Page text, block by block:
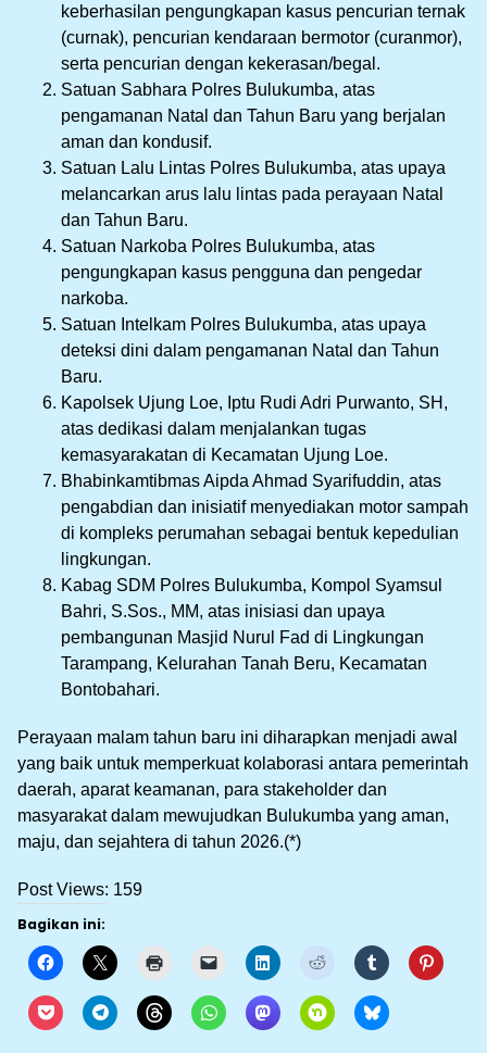
keberhasilan pengungkapan kasus pencurian ternak
(curnak), pencurian kendaraan bermotor (curanmor),
serta pencurian dengan kekerasan/begal.
Satuan Sabhara Polres Bulukumba, atas
pengamanan Natal dan Tahun Baru yang berjalan
aman dan kondusif.
Satuan Lalu Lintas Polres Bulukumba, atas upaya
melancarkan arus lalu lintas pada perayaan Natal
dan Tahun Baru.
Satuan Narkoba Polres Bulukumba, atas
pengungkapan kasus pengguna dan pengedar
narkoba.
Satuan Intelkam Polres Bulukumba, atas upaya
deteksi dini dalam pengamanan Natal dan Tahun
Baru.
Kapolsek Ujung Loe, Iptu Rudi Adri Purwanto, SH,
atas dedikasi dalam menjalankan tugas
kemasyarakatan di Kecamatan Ujung Loe.
Bhabinkamtibmas Aipda Ahmad Syarifuddin, atas
pengabdian dan inisiatif menyediakan motor sampah
di kompleks perumahan sebagai bentuk kepedulian
lingkungan.
Kabag SDM Polres Bulukumba, Kompol Syamsul
Bahri, S.Sos., MM, atas inisiasi dan upaya
pembangunan Masjid Nurul Fad di Lingkungan
Tarampang, Kelurahan Tanah Beru, Kecamatan
Bontobahari.
Perayaan malam tahun baru ini diharapkan menjadi awal
yang baik untuk memperkuat kolaborasi antara pemerintah
daerah, aparat keamanan, para stakeholder dan
masyarakat dalam mewujudkan Bulukumba yang aman,
maju, dan sejahtera di tahun 2026.(*)
Post Views: 159
Bagikan ini: